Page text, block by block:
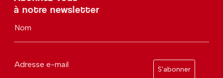
à notre newsletter
Nom
Adresse e-mail
S'abonner